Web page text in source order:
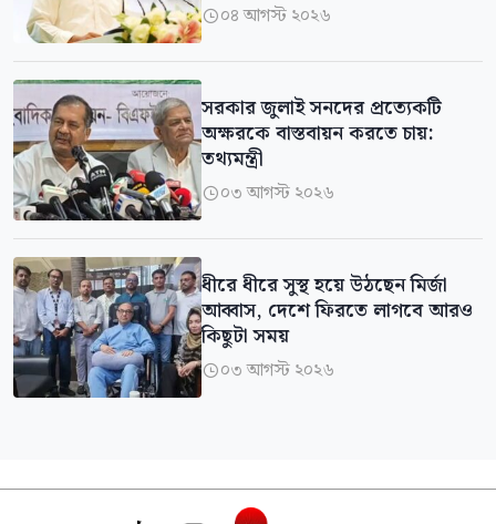
০৪ আগস্ট ২০২৬
সরকার জুলাই সনদের প্রত্যেকটি
অক্ষরকে বাস্তবায়ন করতে চায়:
তথ্যমন্ত্রী
০৩ আগস্ট ২০২৬
ধীরে ধীরে সুস্থ হয়ে উঠছেন মির্জা
আব্বাস, দেশে ফিরতে লাগবে আরও
কিছুটা সময়
০৩ আগস্ট ২০২৬